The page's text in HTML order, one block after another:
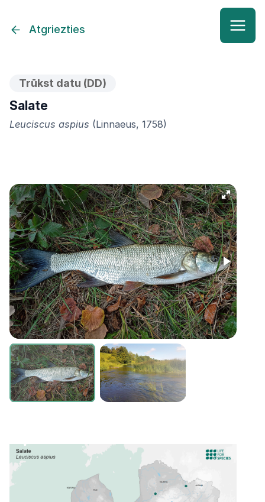
Atgriezties
Trūkst datu (DD)
Salate
Leuciscus aspius (Linnaeus, 1758)